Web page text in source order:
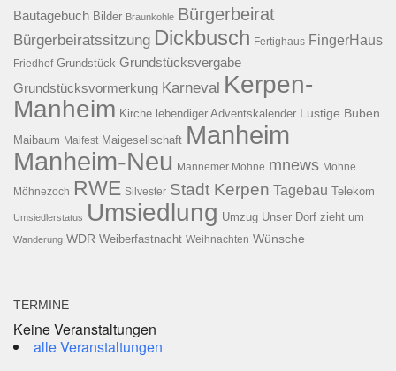
Bautagebuch Bilder Braunkohle Bürgerbeirat
Bürgerbeiratssitzung Dickbusch Fertighaus FingerHaus
Friedhof Grundstück Grundstücksvergabe
Grundstücksvormerkung Karneval Kerpen-
Manheim Kirche lebendiger Adventskalender
Lustige Buben
Maibaum Maifest Maigesellschaft Manheim
Manheim-Neu Mannemer Möhne mnews Möhne
Möhnezoch RWE Silvester Stadt Kerpen Tagebau Telekom
Umsiedlerstatus Umsiedlung Umzug Unser Dorf zieht um
Wanderung WDR Weiberfastnacht Weihnachten Wünsche
TERMINE
Keine Veranstaltungen
alle Veranstaltungen